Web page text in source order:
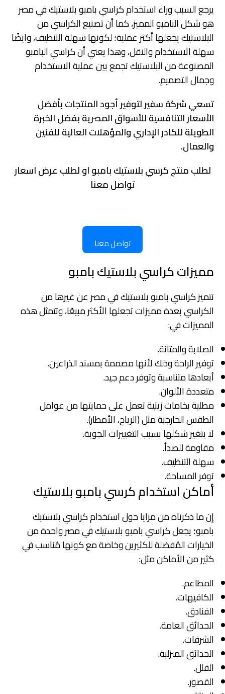
يرجع السبب وراء استخدام كراسي بامبو بلاستيك في مصر
هو شكل البامبو المميز، كما أن تصنيع الكراسي من
البلاستيك يجعلها أكثر عملية؛ لكونها سهلة التنظيف، وايضًا
سهلة الاستخدام والنقل، وهذا يعني أن كراسي البامبو
المصنوعة من البلاستيك تجمع بين عملية الاستخدام
وجمال التصميم.
تسعي شركة سفير لتوفير أجود المنتجات بأفضل
الأسعار التنافسية للأسواق المصرية بفضل الخبرة
الطويلة للكادر الإداري والمؤهلات العالية للفنين
والعمال.
لطلب منتجكرسي بلاستيك بامبواو لطلب عرض اسعار
تواصل معنا
تواصل معنا
مميزات كراسي بلاستيك بامبو
تتميز كراسي بامبو بلاستيك في مصر عن غيرها من
الكراسي بعدة مميزات تجعلها الأكثر مبيعًا، وتتمثل هذه
المميزات في:
الصلابة والمتانة.
توفير الراحة وذلك لأنها مصممة بمسند الذراعين.
أبعادها متناسبة وتوفر دعم جيد.
متعددة الألوان.
مطلية بخامات زيتية تعمل على حمايتها من عوامل
الطقس الخارجية مثل (الرياح، الأمطار).
لا يتغير شكلها بسبب التغييرات الجوية.
مقاومة للصدأ.
سهلة التنظيف.
توفر المساحة.
أماكن استخدامكرسي بامبو بلاستيك
إن ما ذكرناه من مزايا حول استخدام كراسي بلاستيك
بامبو؛ يجعل كراسي بامبو بلاستيك في مصر واحدة من
الخيارات المُفضلة للكثيرين وخاصة مع كونها مُناسب في
كثير من الأماكن مثل:
المطاعم.
الكافيهات.
الفنادق.
الحدائق العامة.
الشرفات.
الحدائق المنزلية.
الفلل.
القصور.